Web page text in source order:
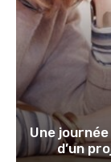
Une
d’un